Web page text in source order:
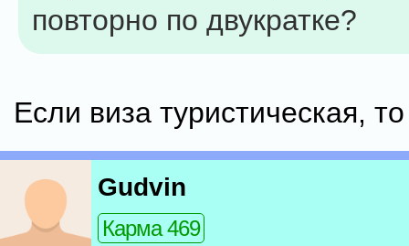
повторно по двукратке?
Если виза туристическая,
Gudvin
Карма 469